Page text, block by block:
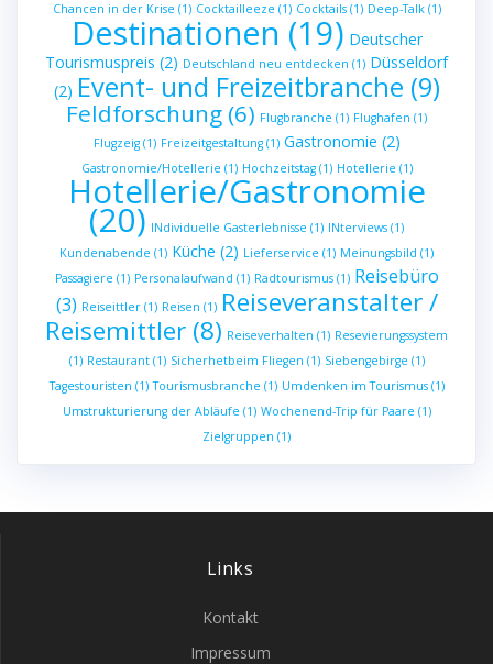
Chancen in der Krise (1) Cocktailleeze (1) Cocktails(1) Deep-Talk(1)
Destinationen (19) Deutscher
Tourismuspreis (2) Deutschland neu entdecken (1) Düsseldorf
(2) Event- und Freizeitbranche (9)
Feldforschung (6) Flugbranche (1) Flughafen (1)
Flugzeig(1) Freizeitgestaltung(1) Gastronomie (2)
Gastronomie/Hotellerie (1) Hochzeitstag(1) Hotellerie (1)
Hotellerie/Gastronomie
(20) INdividuelle Gasterlebnisse (1) INterviews (1)
Kundenabende (1) Küche (2) Lieferservice (1) Meinungsbild (1)
Passagiere (1) Personalaufwand (1) Radtourismus(1) Reisebüro
(3) Reiseittler(1) Reisen (1) Reiseveranstalter /
Reisemittler (8) Reiseverhalten (1) Resevierungssystem
(1) Restaurant(1) Sicherhetbeim Fliegen (1) Siebengebirge (1)
Tagestouristen (1) Tourismusbranche (1) Umdenken im Tourismus(1)
Umstrukturierung der Abläufe (1) Wochenend-Trip für Paare (1)
Zielgruppen (1)
Links
Kontakt
Impressum